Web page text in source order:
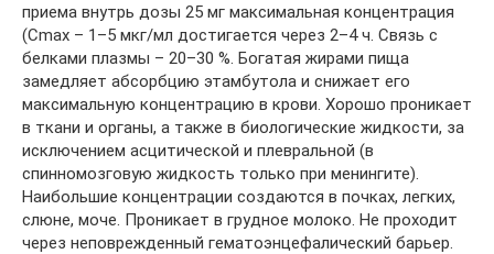
приема внутрь дозы 25 мг максимальная концентрация
(Cmax – 1–5 мкг/мл достигается через 2–4 ч. Связь с
белками плазмы – 20–30 %. Богатая жирами пища
замедляет абсорбцию этамбутола и снижает его
максимальную концентрацию в крови. Хорошо проникает
в ткани и органы, а также в биологические жидкости, за
исключением асцитической и плевральной (в
спинномозговую жидкость только при менингите).
Наибольшие концентрации создаются в почках, легких,
слюне, моче. Проникает в грудное молоко. Не проходит
через неповрежденный гематоэнцефалический барьер.